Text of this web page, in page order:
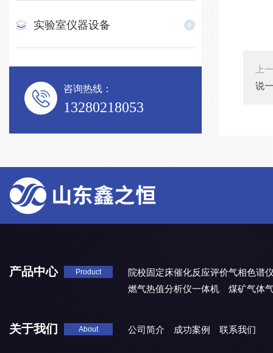
实验室仪器设备
咨询热线：
13280218053
上
说
产品中心 Product
院校固定床催化反应评价气相色谱
燃气热值分析仪一体机
煤矿气体
关于我们 About 公司简介 成功案例 联系我们